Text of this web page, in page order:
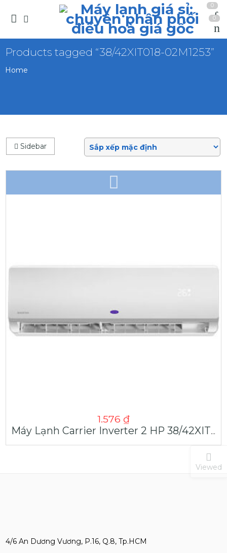
0
0
Products tagged “38/42XIT018-02M1253”
Home
Sidebar
1.576 ₫
Máy Lạnh Carrier Inverter 2 HP 38/42XIT018-02M1253
4/6 An Dương Vương, P.16, Q.8, Tp.HCM
Viewed